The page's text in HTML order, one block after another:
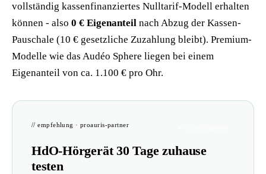
vollständig kassenfinanziertes Nulltarif-Modell erhalten
können - also 0 € Eigenanteil nach Abzug der Kassen-
Pauschale (10 € gesetzliche Zuzahlung bleibt). Premium-
Modelle wie das Audéo Sphere liegen bei einem
Eigenanteil von ca. 1.100 € pro Ohr.
// empfehlung · proauris-partner
HdO-Hörgerät 30 Tage zuhause
testen